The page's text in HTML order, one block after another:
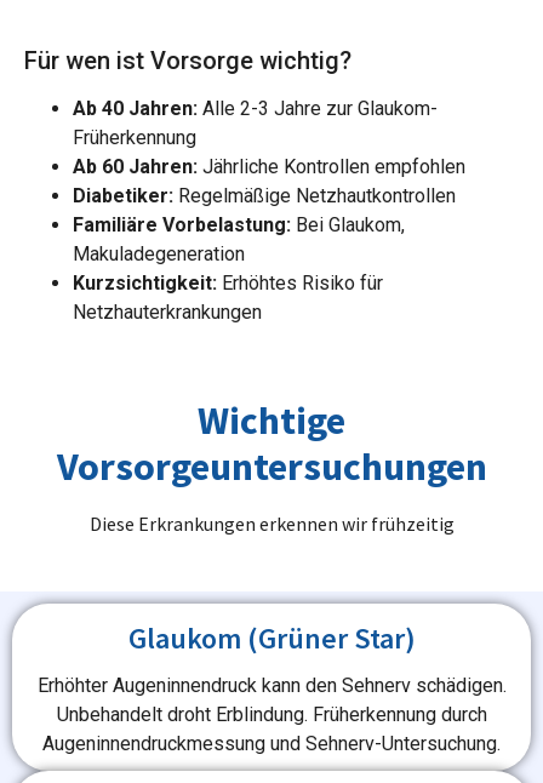
Für wen ist Vorsorge wichtig?
Ab 40 Jahren: Alle 2-3 Jahre zur Glaukom-
Früherkennung
Ab 60 Jahren: Jährliche Kontrollen empfohlen
Diabetiker: Regelmäßige Netzhautkontrollen
Familiäre Vorbelastung: Bei Glaukom,
Makuladegeneration
Kurzsichtigkeit: Erhöhtes Risiko für
Netzhauterkrankungen
Wichtige
Vorsorgeuntersuchungen
Diese Erkrankungen erkennen wir frühzeitig
Glaukom (Grüner Star)
Erhöhter Augeninnendruck kann den Sehnerv schädigen.
Unbehandelt droht Erblindung. Früherkennung durch
Augeninnendruckmessung und Sehnerv-Untersuchung.